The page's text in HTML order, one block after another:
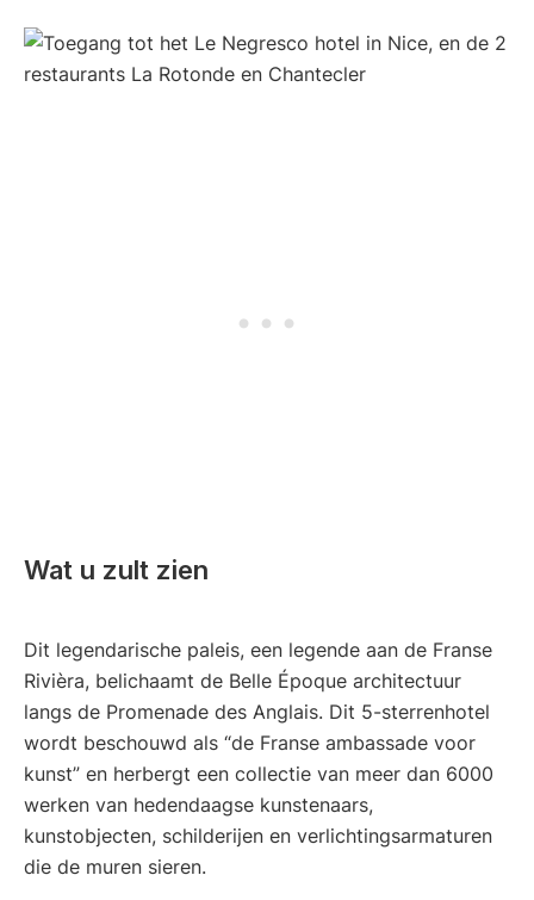
Wat u zult zien
Dit legendarische paleis, een legende aan de Franse
Rivièra, belichaamt de Belle Époque architectuur
langs de Promenade des Anglais. Dit 5-sterrenhotel
wordt beschouwd als “de Franse ambassade voor
kunst” en herbergt een collectie van meer dan 6000
werken van hedendaagse kunstenaars,
kunstobjecten, schilderijen en verlichtingsarmaturen
die de muren sieren.